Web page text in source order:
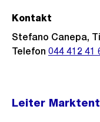
Kontakt
Stefano Canepa,
Telefon 044 412 41
Leiter